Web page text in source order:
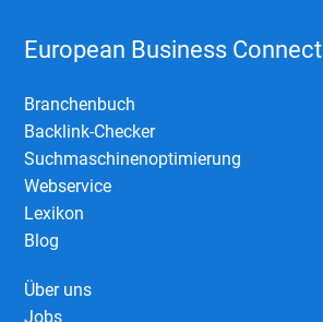
European Business Connect
Branchenbuch
Backlink-Checker
Suchmaschinenoptimierung
Webservice
Lexikon
Blog
Über uns
Jobs